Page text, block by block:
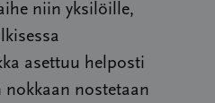
niin yksilöille,
asettuu helposti
nostetaan